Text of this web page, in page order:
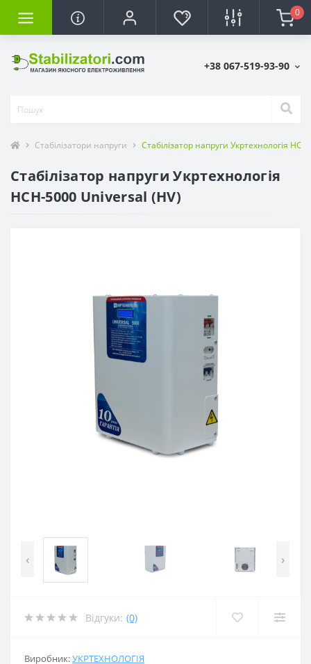
0
+38 067-519-93-90
Стабілізатори напруги Стабілізатор напруги Укртехнологія
Стабілізатор напруги Укртехнологія
НСН-5000 Universal (HV)
‹ ›
Відгуки: (0)
Виробник:УКРТЕХНОЛОГІЯ